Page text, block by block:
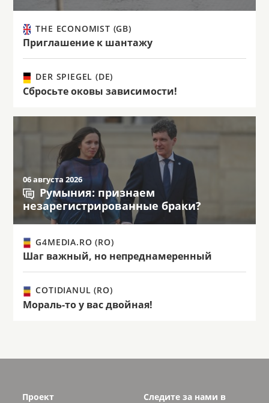
THE ECONOMIST (GB)
Приглашение к шантажу
DER SPIEGEL (DE)
Сбросьте оковы зависимости!
06 августа 2026
Румыния: признаем
незарегистрированные браки?
G4MEDIA.RO (RO)
Шаг важный, но непреднамеренный
COTIDIANUL (RO)
Мораль-то у вас двойная!
Проект
Следите за нами в